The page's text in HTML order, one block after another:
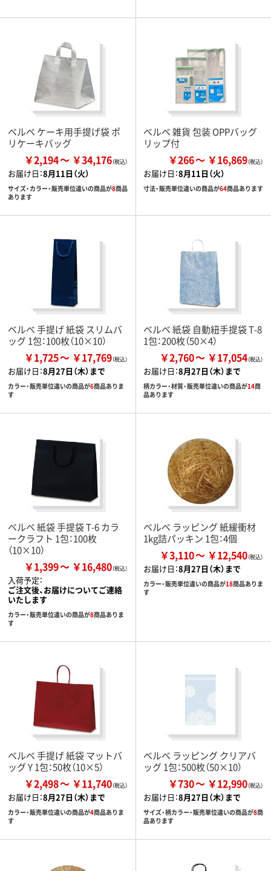
ベルベ ケーキ用手提げ袋 ポ
リケーキバッグ
￥2,194 ￥34,176
お届け日：8月11日（火）
サイズ・カラー・販売単位違いの商品が8商品
あります
ベルベ 雑貨 包装 OPPバッグ
リップ付
￥266 ￥16,869
お届け日：8月11日（火）
寸法・販売単位違いの商品が64商品あります
ベルベ 手提げ 紙袋 スリムバ
ッグ 1包：100枚（10×10）
￥1,725 ￥17,769
お届け日：8月27日（木）まで
カラー・販売単位違いの商品が6商品ありま
す
ベルベ 紙袋 自動紐手提袋 T-8
1包：200枚（50×4）
￥2,760 ￥17,054
お届け日：8月27日（木）まで
柄カラー・材質・販売単位違いの商品が14商
品あります
ベルベ 紙袋 手提袋 T-6 カラ
ークラフト 1包：100枚
（10×10）
￥1,399 ￥16,480
入荷予定：
ご注文後、お届けについてご連絡
いたします
カラー・販売単位違いの商品が8商品ありま
す
ベルベ ラッピング 紙緩衝材
1kg詰パッキン 1包：4個
￥3,110 ￥12,540
お届け日：8月27日（木）まで
カラー・販売単位違いの商品が18商品ありま
す
ベルベ 手提げ 紙袋 マットバ
ッグ Y 1包：50枚（10×5）
￥2,498 ￥11,740
お届け日：8月27日（木）まで
カラー・販売単位違いの商品が4商品ありま
す
ベルベ ラッピング クリアバ
ッグ 1包：500枚（50×10）
￥730 ￥12,990
お届け日：8月27日（木）まで
サイズ・柄カラー・販売単位違いの商品が8商
品あります